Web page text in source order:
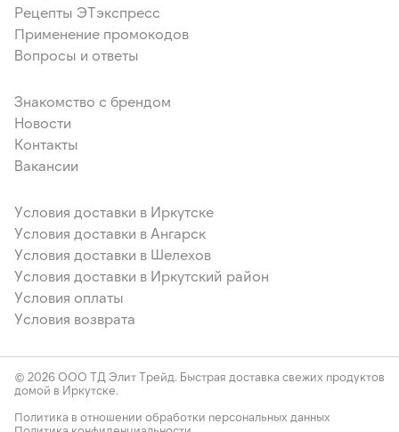
Рецепты ЭТэкспресс
Применение промокодов
Вопросы и ответы
Знакомство с брендом
Новости
Контакты
Вакансии
Условия доставки в Иркутске
Условия доставки в Ангарск
Условия доставки в Шелехов
Условия доставки в Иркутский район
Условия оплаты
Условия возврата
© 2026 ООО ТД Элит Трейд. Быстрая доставка свежих продуктов
домой в Иркутске.
Политика в отношении обработки персональных данных